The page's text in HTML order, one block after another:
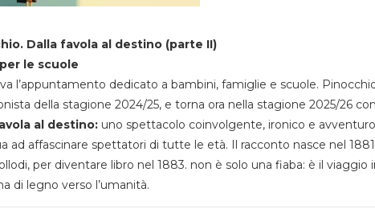
Dalla favola al destino (parte II)
le scuole
l’appuntamento dedicato a bambini, famiglie e scuole.
della stagione 2024/25, e torna ora nella stagione 2025/26 con
al destino:uno spettacolo coinvolgente, ironico e
ad affascinare spettatori di tutte le età. Il racconto nasce nel
per diventare libro nel 1883. non è solo una fiaba: è il viaggio
di legno verso l’umanità.